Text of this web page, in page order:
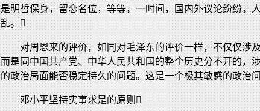
是明哲保身，留恋名位，等等。一时间，国内外议论纷纷。
乱。
对周恩来的评价，如同对毛泽东的评价一样，不仅仅涉
而是同中国共产党、中华人民共和国的整个历史分不开的，
的政治局面能否稳定持久的问题。这是一个极其敏感的政治
邓小平坚持实事求是的原则